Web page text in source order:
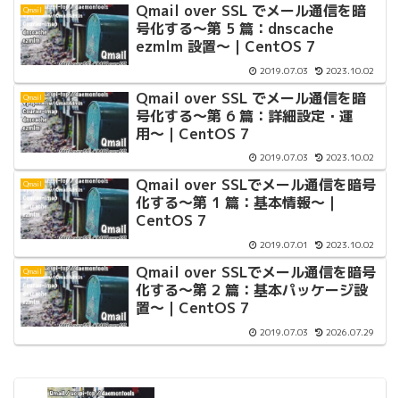
Qmail
Qmail over SSL でメール通信を暗
号化する〜第 5 篇：dnscache
ezmlm 設置〜｜CentOS 7
2019.07.03 2023.10.02
Qmail
Qmail over SSL でメール通信を暗
号化する〜第 6 篇：詳細設定・運
用〜｜CentOS 7
2019.07.03 2023.10.02
Qmail
Qmail over SSLでメール通信を暗号
化する〜第 1 篇：基本情報〜｜
CentOS 7
2019.07.01 2023.10.02
Qmail
Qmail over SSLでメール通信を暗号
化する〜第 2 篇：基本パッケージ設
置〜｜CentOS 7
2019.07.03 2026.07.29